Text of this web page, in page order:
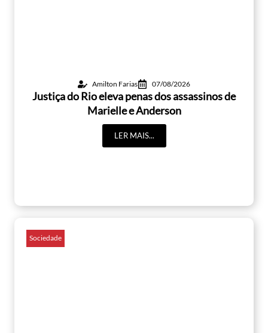
Amilton Farias 07/08/2026
Justiça do Rio eleva penas dos assassinos de
Marielle e Anderson
LER MAIS...
Sociedade